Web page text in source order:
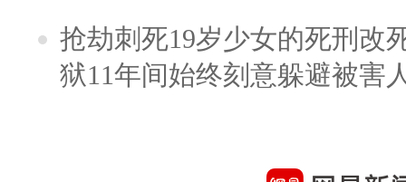
抢劫刺死19岁少女的死刑改
狱11年间始终刻意躲避被害